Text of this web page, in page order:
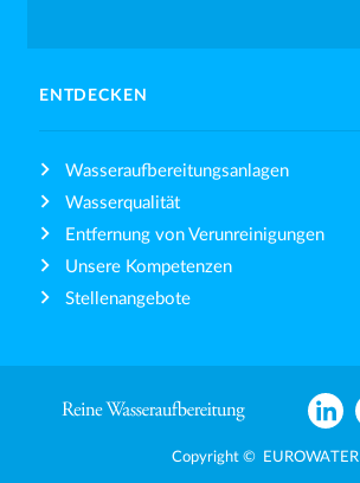
ENTDECKEN
Wasseraufbereitungsanlagen
Wasserqualität
Entfernung von Verunreinigungen
Unsere Kompetenzen
Stellenangebote
Copyright © EUROWATER